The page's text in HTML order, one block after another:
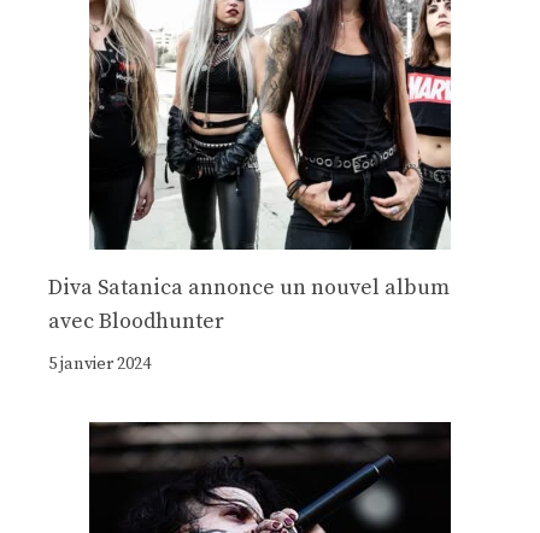
Diva Satanica annonce un nouvel album
avec Bloodhunter
5 janvier 2024